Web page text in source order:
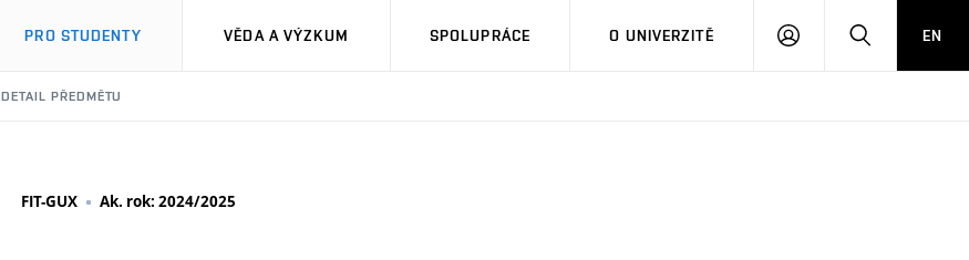
PRO STUDENTY VĚDA A VÝZKUM SPOLUPRÁCE O UNIVERZITĚ
PŘIHLÁSIT HLEDATEN
DETAIL PŘEDMĚTU
FIT-GUX Ak. rok: 2024/2025